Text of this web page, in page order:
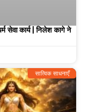
सेवा कार्य | निलेश कागे ने
सात्विक साधनाएँ